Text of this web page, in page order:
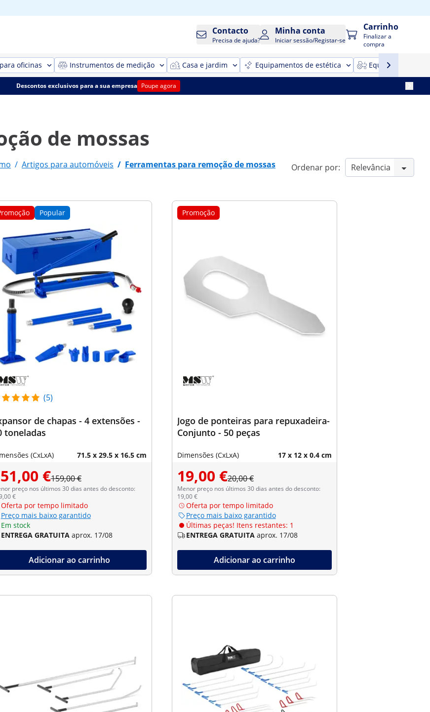
Contacto
Precisa de ajuda?
Minha conta
Iniciar sessão/Registar-se
Carrinho
Finalizar a
compra
oficinas Instrumentos de medição Casa e jardim Equipamentos de estética Equipamentos
Descontos exclusivos para a sua empresa Poupe agora
de mossas
/ Artigos para automóveis / Ferramentas para remoção de mossas Ordenar por:
Popular
(5)
de chapas - 4 extensões -
toneladas
(CxLxA) 71.5 x 29.5 x 16.5 cm
€159,00 €
preço nos últimos 30 dias antes do desconto:
€
Oferta por tempo limitado
Preço mais baixo garantido
Em stock
ENTREGA GRATUITA aprox. 17/08
Adicionar ao carrinho
Promoção
Jogo de ponteiras para repuxadeira-
Conjunto - 50 peças
Dimensões (CxLxA) 17 x 12 x 0.4 cm
19,00 €20,00 €
Menor preço nos últimos 30 dias antes do desconto:
19,00 €
Oferta por tempo limitado
Preço mais baixo garantido
Últimas peças! Itens restantes: 1
ENTREGA GRATUITA aprox. 17/08
Adicionar ao carrinho